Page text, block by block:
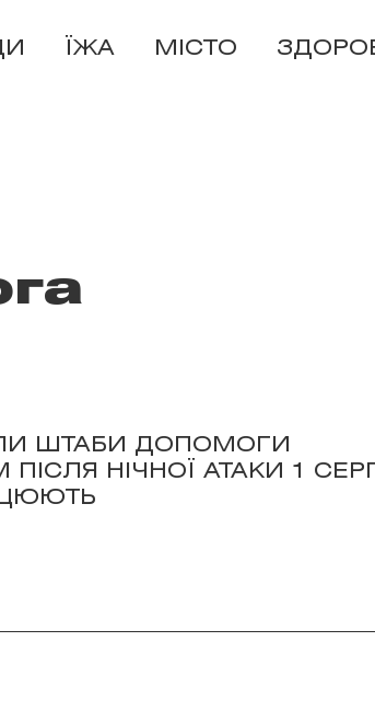
ЇЖА МІСТО
ШТАБИ ДОПОМОГИ
НІЧНОЇ АТАКИ 1